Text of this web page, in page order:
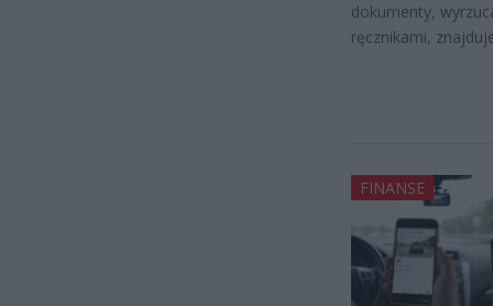
dokumenty,
ręcznikami,
FINANSE